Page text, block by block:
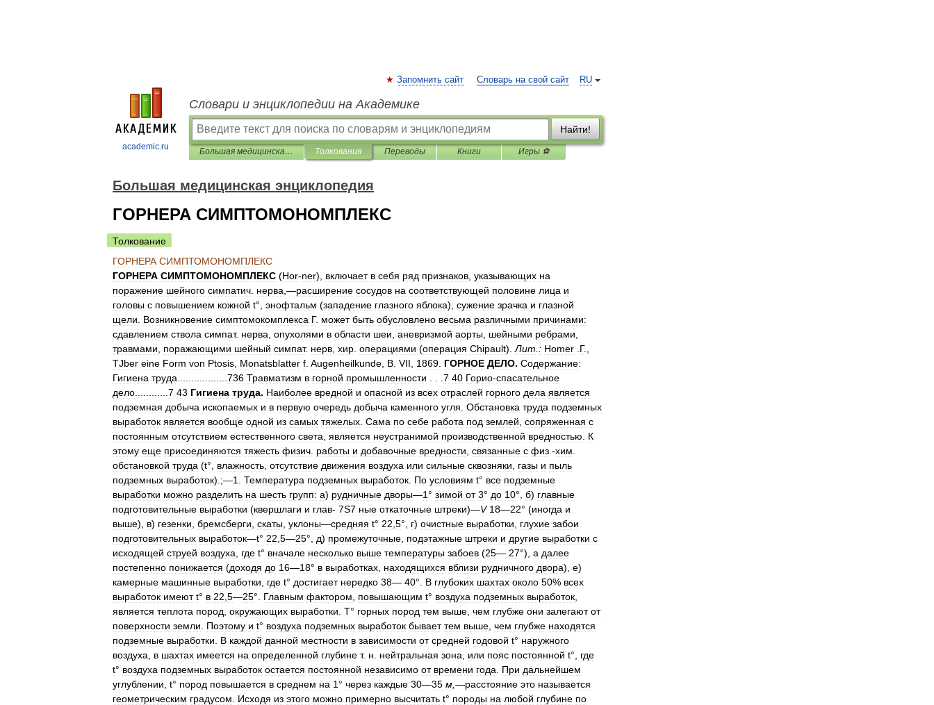
academic.ru
RU
Запомнить сайт Словарь на свой сайт
Словари и энциклопедии на Академике
Найти!
Большая медицинская энциклопедия Толкования Переводы Книги Игры ⚽
Большая медицинская энциклопедия
ГОРНЕРА СИМПТОМОНОМПЛЕКС
Толкование
ГОРНЕРА СИМПТОМОНОМПЛЕКС
ГОРНЕРА СИМПТОМОНОМПЛЕКС (Hor-ner), включает в себя ряд признаков указывающих на
поражение шейного симпатич нерва ,—расширение сосудов на соответствующей половине лица и
головы с повышением кожной t°, энофтальм (западение глазного яблока), сужение зрачка и глазной
щели
Возникновение симптомокомплекса Г. может быть обусловлено весьма различными причинами:
сдавлением ствола симпат. нерва опухолями в области шеи аневризмой аорты шейными ребрами
травмами
поражающими шейный симпат. нерв хир операциями (операция Chipault). Лит : Homer Г.,
TJber eine Form von Ptosis Monatsblatter f Augenheilkunde B VII 1869 ГОРНОЕ ДЕЛО. Содержание:
Гигиена труда 736 Травматизм в горной промышленности 7 40 Горио-спасательное
дело
7 43 Гигиена труда. Наиболее вредной и опасной из всех отраслей горного дела является
подземная добыча ископаемых и в первую очередь добыча каменного угля Обстановка труда подземных
выработок является вообще одной из самых тяжелых Сама по себе работа под землей сопряженная с
постоянным отсутствием естественного света является неустранимой производственной вредностью
К
этому еще присоединяются тяжесть физич работы и добавочные вредности связанные с физ .-хим
обстановкой труда (t°, влажность отсутствие движения воздуха или сильные сквозняки газы и пыль
подземных выработок).;—1 Температура подземных выработок По условиям t° все подземные
выработки можно разделить на шесть групп: а) рудничные дворы—1 ° зимой от 3° до 10°, б) главные
подготовительные выработки (квершлаги и глав- 7S7 ные откаточные штреки)—V 18—22° (иногда и
выше), в) гезенки бремсберги скаты уклоны—средняя t° 22 5°, г) очистные выработки глухие забои
подготовительных выработок—t° 22 5—25°, д) промежуточные подэтажные штреки и другие выработки с
исходящей струей воздуха где t° вначале несколько выше температуры забоев (25— 27°), а далее
постепенно понижается (доходя до 16—18° в выработках находящихся вблизи рудничного двора), е)
камерные машинные выработки где t° достигает нередко 38— 40°. В глубоких шахтах около 50% всех
выработок имеют t° в 22 5—25°. Главным фактором повышающим t° воздуха подземных выработок
является теплота пород окружающих выработки Т° горных пород тем выше чем глубже они залегают от
поверхности земли Поэтому и t° воздуха подземных выработок бывает тем выше чем глубже находятся
подземные выработки В каждой данной местности в зависимости от средней годовой t° наружного
воздуха
в шахтах имеется на определенной глубине т. н нейтральная зона или пояс постоянной t°, где
t° воздуха подземных выработок остается постоянной независимо от времени года При дальнейшем
углублении t° пород повышается в среднем на 1 ° через каждые 30—35 м —расстояние это называется
геометрическим градусом Исходя из этого можно примерно высчитать t° породы на любой глубине по